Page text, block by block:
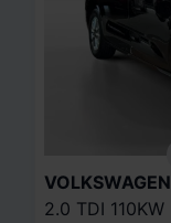
VOLKSWAGEN